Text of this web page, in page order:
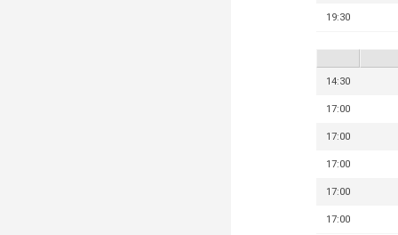
19:30
14:30
17:00
17:00
17:00
17:00
17:00